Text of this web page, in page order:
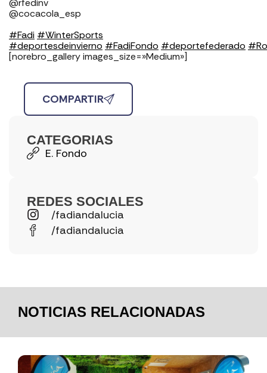
@rfedinv
@cocacola_esp
#Fadi #WinterSports
#deportesdeinvierno #FadiFondo #deportefederado #
[norebro_gallery images_size=»Medium»]
COMPARTIR
CATEGORIAS
E. Fondo
REDES SOCIALES
/fadiandalucia
/fadiandalucia
NOTICIAS RELACIONADAS